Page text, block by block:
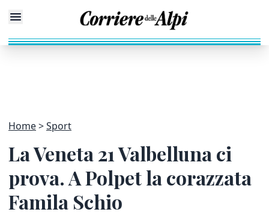
Home Sport
La Veneta 21 Valbelluna ci
prova. A Polpet la corazzata
Famila Schio